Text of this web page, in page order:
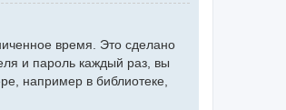
время. Это сделано
и пароль каждый раз, вы
например в библиотеке,